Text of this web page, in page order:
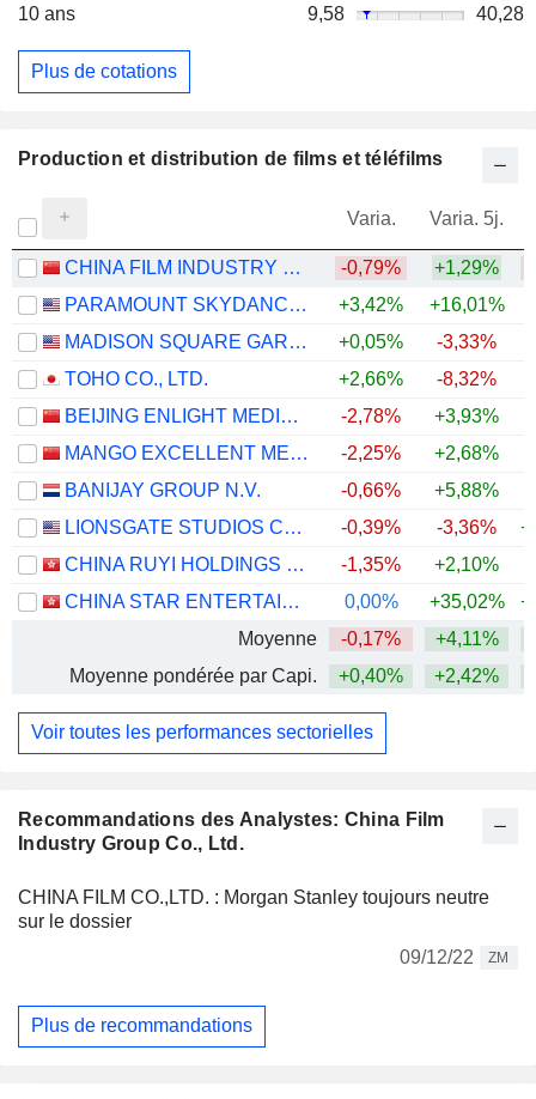
Recommandations des Analystes: China Film
Industry Group Co., Ltd.
CHINA FILM CO.,LTD. : Morgan Stanley toujours neutre
sur le dossier
09/12/22
ZM
Plus de recommandations
10 ans
9,58 40,28
Plus de cotations
Production et distribution de films et téléfilms
Varia. Varia. 5j.
CHINA FILM INDUSTRY GROUP CO., LTD. -0,79% +1,29%
PARAMOUNT SKYDANCE CORPORATION
+3,42% +16,01%
MADISON SQUARE GARDEN SPORTS CORP.
+0,05% -3,33%
TOHO CO., LTD.
+2,66% -8,32%
BEIJING ENLIGHT MEDIA CO., LTD
-2,78% +3,93%
MANGO EXCELLENT MEDIA CO., LTD.
-2,25% +2,68%
BANIJAY GROUP N.V.
-0,66% +5,88%
LIONSGATE STUDIOS CORP.
-0,39% -3,36%
CHINA RUYI HOLDINGS LIMITED
-1,35% +2,10%
CHINA STAR ENTERTAINMENT LIMITED
0,00% +35,02%
Moyenne
-0,17% +4,11%
Moyenne pondérée par Capi.
+0,40% +2,42%
Voir toutes les performances sectorielles